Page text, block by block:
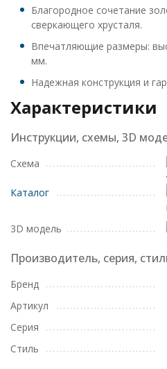
Благородное сочетание
сверкающего хрусталя.
Впечатляющие размеры:
мм.
Надежная конструкция и
Характеристики
Инструкции, схемы, 3D
Схема
Каталог
3D модель
Производитель, серия,
Бренд
Артикул
Серия
Стиль